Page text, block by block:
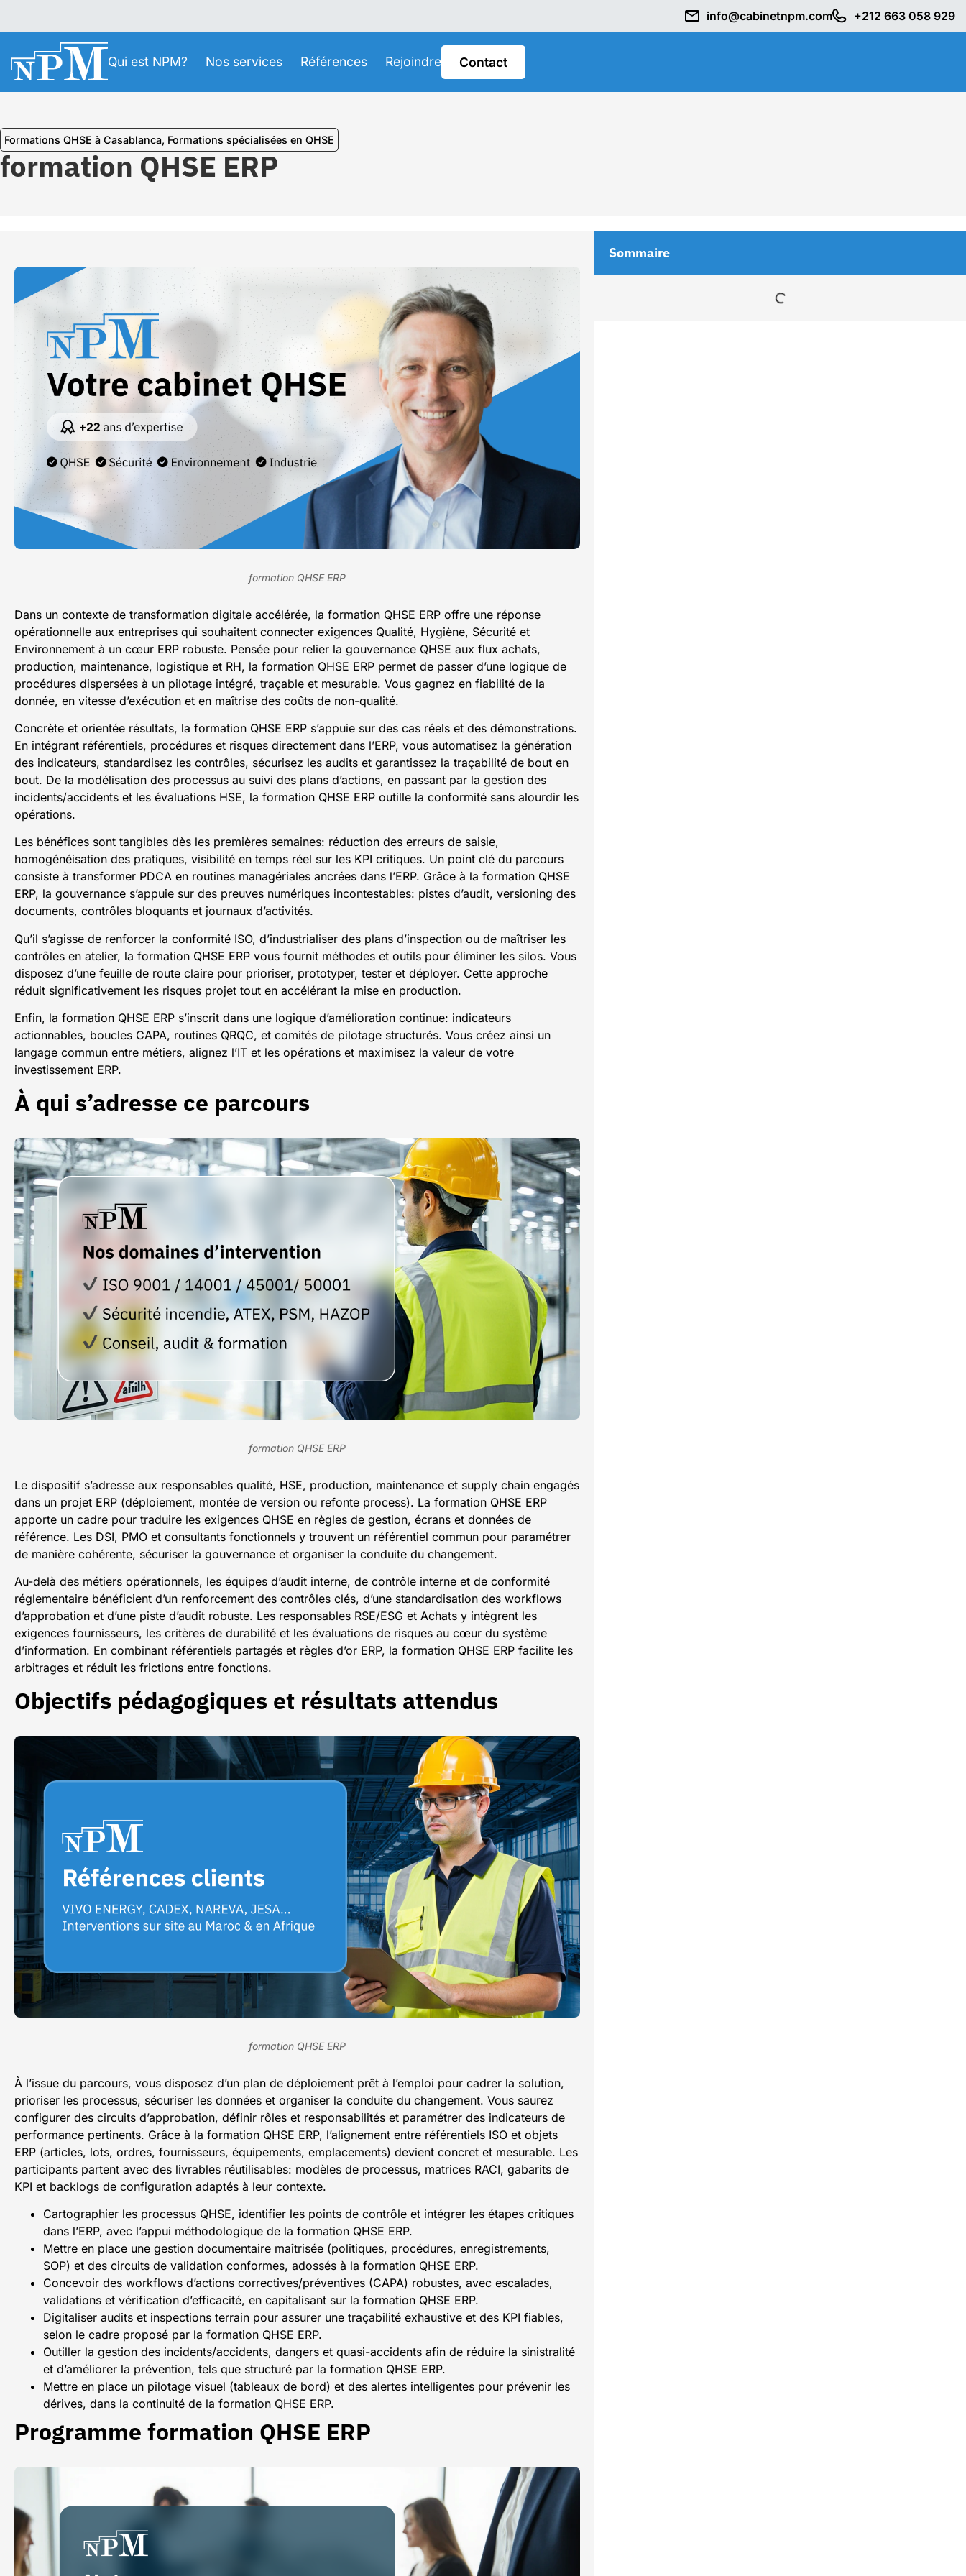
info@cabinetnpm.com +212 663 058 929
Qui est NPM? Nos services Références Rejoindre Contact
Formations QHSE à Casablanca, ⁠Formations spécialisées en QHSE
formation QHSE ERP
formation QHSE ERP
Dans un contexte de transformation digitale accélérée, la formation QHSE ERP offre une réponse
opérationnelle aux entreprises qui souhaitent connecter exigences Qualité, Hygiène, Sécurité et
Environnement à un cœur ERP robuste. Pensée pour relier la gouvernance QHSE aux flux achats,
production, maintenance, logistique et RH, la formation QHSE ERP permet de passer d’une logique de
procédures dispersées à un pilotage intégré, traçable et mesurable. Vous gagnez en fiabilité de la
donnée, en vitesse d’exécution et en maîtrise des coûts de non-qualité.
Concrète et orientée résultats, la formation QHSE ERP s’appuie sur des cas réels et des démonstrations.
En intégrant référentiels, procédures et risques directement dans l’ERP, vous automatisez la génération
des indicateurs, standardisez les contrôles, sécurisez les audits et garantissez la traçabilité de bout en
bout. De la modélisation des processus au suivi des plans d’actions, en passant par la gestion des
incidents/accidents et les évaluations HSE, la formation QHSE ERP outille la conformité sans alourdir les
opérations.
Les bénéfices sont tangibles dès les premières semaines: réduction des erreurs de saisie,
homogénéisation des pratiques, visibilité en temps réel sur les KPI critiques. Un point clé du parcours
consiste à transformer PDCA en routines managériales ancrées dans l’ERP. Grâce à la formation QHSE
ERP, la gouvernance s’appuie sur des preuves numériques incontestables: pistes d’audit, versioning des
documents, contrôles bloquants et journaux d’activités.
Qu’il s’agisse de renforcer la conformité ISO, d’industrialiser des plans d’inspection ou de maîtriser les
contrôles en atelier, la formation QHSE ERP vous fournit méthodes et outils pour éliminer les silos. Vous
disposez d’une feuille de route claire pour prioriser, prototyper, tester et déployer. Cette approche
réduit significativement les risques projet tout en accélérant la mise en production.
Enfin, la formation QHSE ERP s’inscrit dans une logique d’amélioration continue: indicateurs
actionnables, boucles CAPA, routines QRQC, et comités de pilotage structurés. Vous créez ainsi un
langage commun entre métiers, alignez l’IT et les opérations et maximisez la valeur de votre
investissement ERP.
À qui s’adresse ce parcours
formation QHSE ERP
Le dispositif s’adresse aux responsables qualité, HSE, production, maintenance et supply chain engagés
dans un projet ERP (déploiement, montée de version ou refonte process). La formation QHSE ERP
apporte un cadre pour traduire les exigences QHSE en règles de gestion, écrans et données de
référence. Les DSI, PMO et consultants fonctionnels y trouvent un référentiel commun pour paramétrer
de manière cohérente, sécuriser la gouvernance et organiser la conduite du changement.
Au-delà des métiers opérationnels, les équipes d’audit interne, de contrôle interne et de conformité
réglementaire bénéficient d’un renforcement des contrôles clés, d’une standardisation des workflows
d’approbation et d’une piste d’audit robuste. Les responsables RSE/ESG et Achats y intègrent les
exigences fournisseurs, les critères de durabilité et les évaluations de risques au cœur du système
d’information. En combinant référentiels partagés et règles d’or ERP, la formation QHSE ERP facilite les
arbitrages et réduit les frictions entre fonctions.
Objectifs pédagogiques et résultats attendus
formation QHSE ERP
À l’issue du parcours, vous disposez d’un plan de déploiement prêt à l’emploi pour cadrer la solution,
prioriser les processus, sécuriser les données et organiser la conduite du changement. Vous saurez
configurer des circuits d’approbation, définir rôles et responsabilités et paramétrer des indicateurs de
performance pertinents. Grâce à la formation QHSE ERP, l’alignement entre référentiels ISO et objets
ERP (articles, lots, ordres, fournisseurs, équipements, emplacements) devient concret et mesurable. Les
participants partent avec des livrables réutilisables: modèles de processus, matrices RACI, gabarits de
KPI et backlogs de configuration adaptés à leur contexte.
Cartographier les processus QHSE, identifier les points de contrôle et intégrer les étapes critiques
dans l’ERP, avec l’appui méthodologique de la formation QHSE ERP.
Mettre en place une gestion documentaire maîtrisée (politiques, procédures, enregistrements,
SOP) et des circuits de validation conformes, adossés à la formation QHSE ERP.
Concevoir des workflows d’actions correctives/préventives (CAPA) robustes, avec escalades,
validations et vérification d’efficacité, en capitalisant sur la formation QHSE ERP.
Digitaliser audits et inspections terrain pour assurer une traçabilité exhaustive et des KPI fiables,
selon le cadre proposé par la formation QHSE ERP.
Outiller la gestion des incidents/accidents, dangers et quasi-accidents afin de réduire la sinistralité
et d’améliorer la prévention, tels que structuré par la formation QHSE ERP.
Mettre en place un pilotage visuel (tableaux de bord) et des alertes intelligentes pour prévenir les
dérives, dans la continuité de la formation QHSE ERP.
Programme formation QHSE ERP
Sommaire